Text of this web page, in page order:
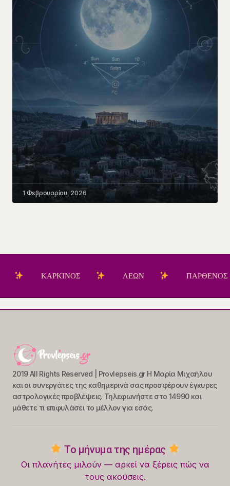
1 Φεβρουαρίου, 2026
ΚΑΡΚΙΝΟΣ ΛΕΩΝ ΠΑΡΘΕΝΟΣ
2019 All Rights Reserved | Provlepseis.gr Η Μαρία Μιχαήλου
και οι συνεργάτες της καθημερινά σας προσφέρουν έγκυρες
αστρολογικές προβλέψεις. Τηλεφωνήστε στο 14990 και
μάθετε τι επιφυλάσει το μέλλον για εσάς.
Το μήνυμα της ημέρας
Οι πλανήτες μιλούν — αρκεί να ξέρεις πώς να
τους ακούσεις.